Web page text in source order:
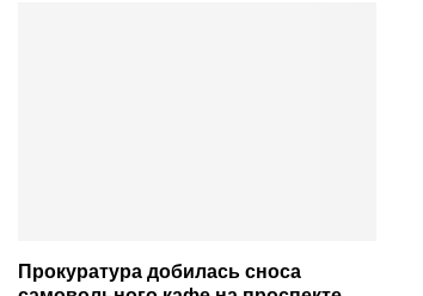
Прокуратура добилась сноса